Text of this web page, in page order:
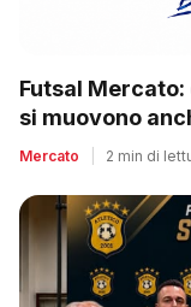
Futsal
si muovono
Mercato 2 min di